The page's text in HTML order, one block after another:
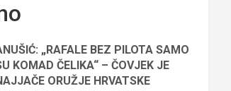
„RAFALE BEZ PILOTA SAMO
KOMAD ČELIKA“ – ČOVJEK JE
ORUŽJE HRVATSKE